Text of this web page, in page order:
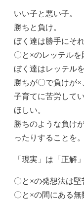
いい子と悪い子。
勝ちと負け。
ぼく達は勝手にそ
〇と×のレッテルを
ぼく達はレッテル
勝ちが〇で負けが×
子育てに苦労して
ほしい。
勝ちのような負け
ったりすることを。
「現実」は「正解
〇と×の発想法は堅
〇と×の間にある